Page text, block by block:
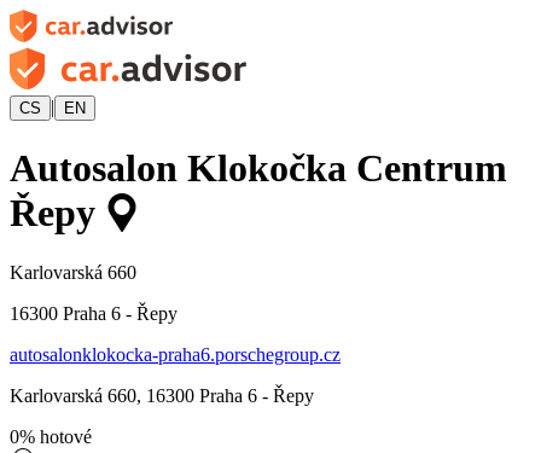
CS | EN
Autosalon Klokočka Centrum
Řepy
Karlovarská 660
16300 Praha 6 - Řepy
autosalonklokocka-praha6.porschegroup.cz
Karlovarská 660, 16300 Praha 6 - Řepy
0% hotové